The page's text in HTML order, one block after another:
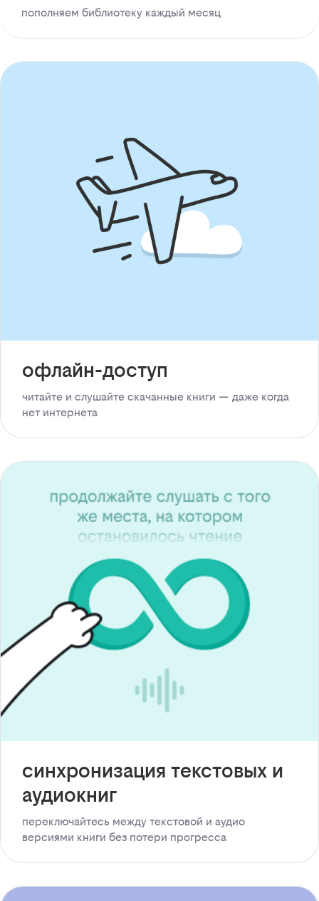
пополняем библиотеку каждый месяц
офлайн-доступ
читайте и слушайте скачанные книги — даже когда
нет интернета
синхронизация текстовых и
аудиокниг
переключайтесь между текстовой и аудио
версиями книги без потери прогресса